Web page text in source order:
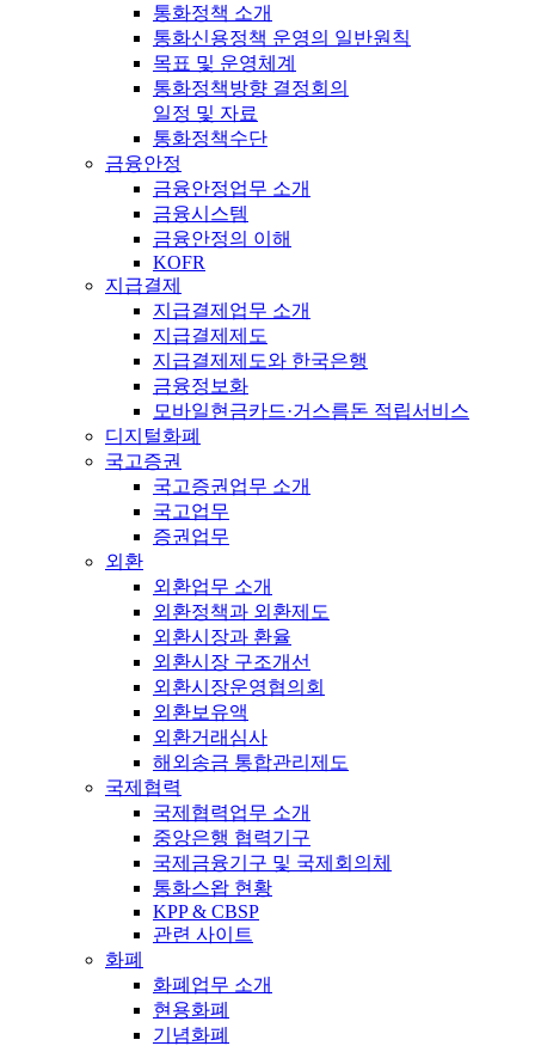
통화정책 소개
통화신용정책 운영의 일반원칙
목표 및 운영체계
통화정책방향 결정회의
일정 및 자료
통화정책수단
금융안정
금융안정업무 소개
금융시스템
금융안정의 이해
KOFR
지급결제
지급결제업무 소개
지급결제제도
지급결제제도와 한국은행
금융정보화
모바일현금카드·거스름돈 적립서비스
디지털화폐
국고증권
국고증권업무 소개
국고업무
증권업무
외환
외환업무 소개
외환정책과 외환제도
외환시장과 환율
외환시장 구조개선
외환시장운영협의회
외환보유액
외환거래심사
해외송금 통합관리제도
국제협력
국제협력업무 소개
중앙은행 협력기구
국제금융기구 및 국제회의체
통화스왑 현황
KPP & CBSP
관련 사이트
화폐
화폐업무 소개
현용화폐
기념화폐